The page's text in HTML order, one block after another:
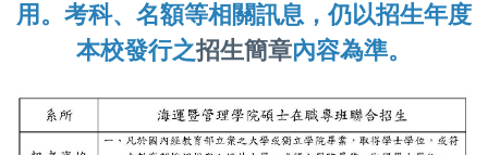
用。考科、名額等相關訊息，仍以招生年度
本校發行之招生簡章內容為準。